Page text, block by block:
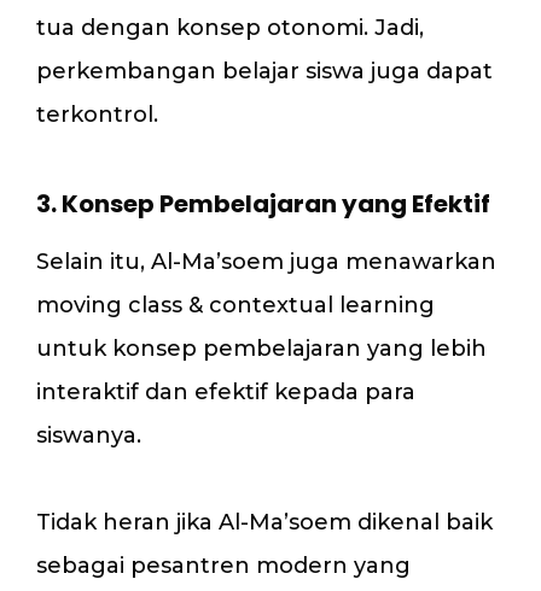
tua dengan konsep otonomi. Jadi,
perkembangan belajar siswa juga dapat
terkontrol.
3. Konsep Pembelajaran yang Efektif
Selain itu, Al-Ma’soem juga menawarkan
moving class & contextual learning
untuk konsep pembelajaran yang lebih
interaktif dan efektif kepada para
siswanya.
Tidak heran jika Al-Ma’soem dikenal baik
sebagai pesantren modern yang